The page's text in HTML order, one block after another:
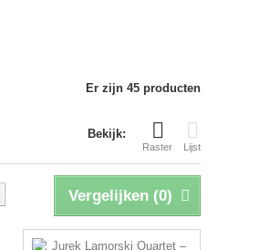
Er zijn 45 producten
Bekijk:
Raster Lijst
Vergelijken (0)